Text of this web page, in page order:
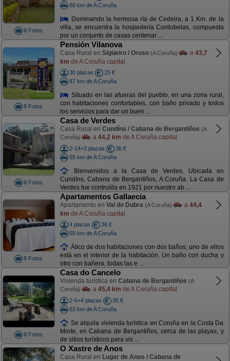
8 Fotos
80 km de A Coruña
Dominando la hermosa ría de Cedeira, a 1 Km. de la
villa, se encuentra la hospedería Cordobelas, compuesta
por un conjunto de casas centenar ...
8 Fotos
Pensión Vilanova
Casa Rural en Sigüeiro / Oroso (A Coruña) a 43,7
km de A Coruña capital
30 plazas
25 €
87 km de A Coruña
Situado en las afueras del pueblo, en una zona rural,
con habitaciones confortables, con baño privado y todos
los servicios para dar un buen ...
8 Fotos
Casa de Verdes
Casa Rural en Cundíns / Cabana de Bergantiños (A
Coruña)
a 44,2 km de A Coruña capital
2-14+3 plazas
36 €
55 km de A Coruña
Bienvenidos a la Casa de Verdes. Ubicada en
Cundíns, Cabana de Bergantiños, A Coruña. La Casa de
Verdes fue contruída en 1921 por nuestro ab ...
8 Fotos
Apartamentos Gallaecia
Apartamento en Val do Dubra (A Coruña) a 44,4
km de A Coruña capital
4 plazas
36 €
55 km de A Coruña
Ático de dos habitaciones con dos baños, uno de ellos
está en el interior de la habitación. Un baño con ducha y
otro con bañera, todas las e ...
8 Fotos
Casa do Cancelo
Vivienda turística en Cabana de Bergantiños (A
Coruña)
a 45,4 km de A Coruña capital
2-6+4 plazas
35 €
63 km de A Coruña
Se alquila vivienda turística en Coruña en la Costa Da
Morte, en Cabana de Bergantiños, cerca de las playas, y
de sitios turísticos para vis ...
O Xastre de Anos
Casa Rural en Lugar de Anos / Cabana de